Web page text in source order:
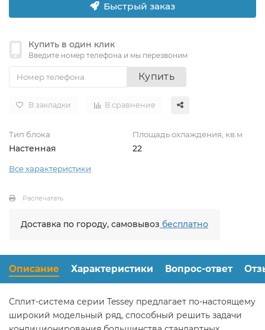
Быстрый заказ
Купить в один клик
Введите номер телефона и мы перезвоним
Купить
В закладки В сравнение
Тип блока
Настенная
Площадь охлаждения, кв.м
22
Все характеристики
Распечатать
Доставка по городу, самовывоз бесплатно
Описание Характеристики Вопрос-ответ
Сплит-система серии Tessey предлагает по-настоящему
широкий модельный ряд, способный решить задачи